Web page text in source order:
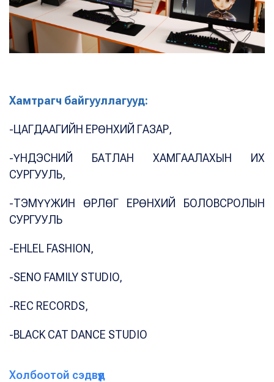
Хамтрагч байгууллагууд:
-ЦАГДААГИЙН ЕРӨНХИЙ ГАЗАР,
-ҮНДЭСНИЙ БАТЛАН ХАМГААЛАХЫН ИХ
СУРГУУЛЬ,
-ТЭМҮҮЖИН ӨРЛӨГ ЕРӨНХИЙ БОЛОВСРОЛЫН
СУРГУУЛЬ
-EHLEL FASHION,
-SENO FAMILY STUDIO,
-REC RECORDS,
-BLACK CAT DANCE STUDIO
Холбоотой сэдвүүд